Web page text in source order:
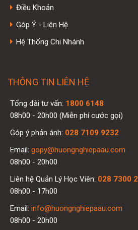
Điều Khoản
Góp Ý - Liên Hệ
Hệ Thống Chi Nhánh
THÔNG TIN LIÊN HỆ
Tổng đài tư vấn: 1800 6148
08h00 - 20h00 (Miễn phí cước gọi)
Góp ý phản ánh: 028 7109 9232
Email: gopy@huongnghiepaau.com
08h00 - 20h00
Liên hệ Quản Lý Học Viên: 028 7300
08h00 - 17h00
Email: info@huongnghiepaau.com
08h00 - 20h00